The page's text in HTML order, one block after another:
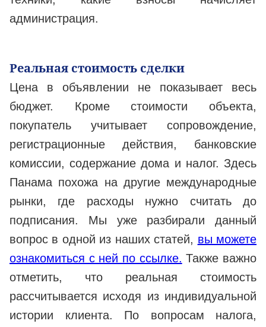
администрация.
Реальная стоимость сделки
Цена в объявлении не показывает весь
бюджет. Кроме стоимости объекта,
покупатель учитывает сопровождение,
регистрационные действия, банковские
комиссии, содержание дома и налог. Здесь
Панама похожа на другие международные
рынки, где расходы нужно считать до
подписания. Мы уже разбирали данный
вопрос в одной из наших статей, вы можете
ознакомиться с ней по ссылке. Также важно
отметить, что реальная стоимость
рассчитывается исходя из индивидуальной
истории клиента. По вопросам налога,